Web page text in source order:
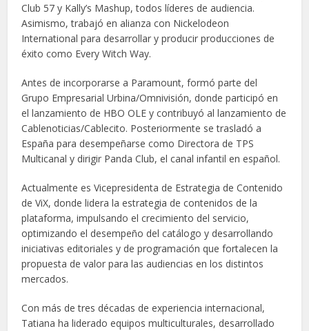
Club 57 y Kally’s Mashup, todos líderes de audiencia.
Asimismo, trabajó en alianza con Nickelodeon
International para desarrollar y producir producciones de
éxito como Every Witch Way.
Antes de incorporarse a Paramount, formó parte del
Grupo Empresarial Urbina/Omnivisión, donde participó en
el lanzamiento de HBO OLE y contribuyó al lanzamiento de
Cablenoticias/Cablecito. Posteriormente se trasladó a
España para desempeñarse como Directora de TPS
Multicanal y dirigir Panda Club, el canal infantil en español.
Actualmente es Vicepresidenta de Estrategia de Contenido
de ViX, donde lidera la estrategia de contenidos de la
plataforma, impulsando el crecimiento del servicio,
optimizando el desempeño del catálogo y desarrollando
iniciativas editoriales y de programación que fortalecen la
propuesta de valor para las audiencias en los distintos
mercados.
Con más de tres décadas de experiencia internacional,
Tatiana ha liderado equipos multiculturales, desarrollado